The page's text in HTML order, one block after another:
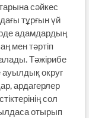
сәйкес
тұрғын үй
адамдардың
мен тәртіп
Тәжірибе
ауылдық округ
ардагерлер
сол
отырып